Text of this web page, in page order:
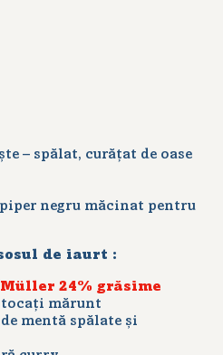
– spălat, curățat de oase
piper negru măcinat pentru
de iaurt :
24% grăsime
tocați mărunt
mentă spălate și